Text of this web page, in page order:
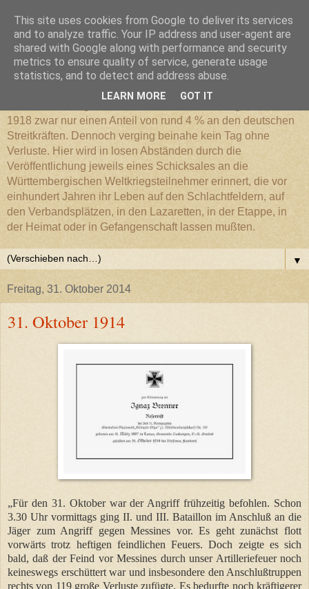
Württembergischer
Weltkriegs-Blog
1918 zwar nur einen Anteil von rund 4 % an den deutschen
Streitkräften. Dennoch verging beinahe kein Tag ohne
Verluste. Hier wird in losen Abständen durch die
Veröffentlichung jeweils eines Schicksales an die
Württembergischen Weltkriegsteilnehmer erinnert, die vor
einhundert Jahren ihr Leben auf den Schlachtfeldern, auf
den Verbandsplätzen, in den Lazaretten, in der Etappe, in
der Heimat oder in Gefangenschaft lassen mußten.
▼
Freitag, 31. Oktober 2014
31. Oktober 1914
„Für den 31. Oktober war der Angriff frühzeitig befohlen. Schon
3.30 Uhr vormittags ging II. und III. Bataillon im Anschluß an die
Jäger zum Angriff gegen Messines vor. Es geht zunächst flott
vorwärts trotz heftigen feindlichen Feuers. Doch zeigte es sich
bald, daß der Feind vor Messines durch unser Artilleriefeuer noch
keineswegs erschüttert war und insbesondere den Anschlußtruppen
rechts von 119 große Verluste zufügte. Es bedurfte noch kräftigerer
This site uses cookies from Google to deliver its services
and to analyze traffic. Your IP address and user-agent are
shared with Google along with performance and security
metrics to ensure quality of service, generate usage
statistics, and to detect and address abuse.
LEARN MORE GOT IT